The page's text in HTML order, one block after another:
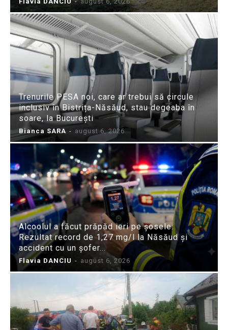
Trenurile PESA noi, care ar trebui să circule
inclusiv în Bistrița-Năsăud, stau degeaba în
soare, la București
Bianca SARA - august 6, 2026
Alcoolul a făcut prăpăd ieri pe șosele:
Rezultat record de 1,27 mg/l la Năsăud și
accident cu un șofer...
Flavia DANCIU - august 6, 2026